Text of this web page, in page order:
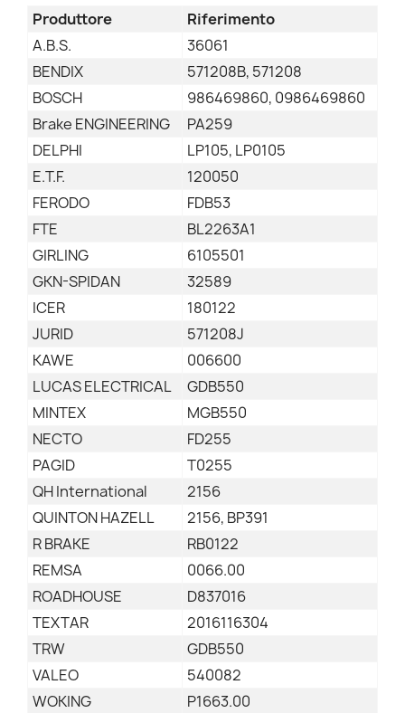
Produttore
Riferimento
A.B.S.
36061
BENDIX
571208B, 571208
BOSCH
986469860, 0986469860
Brake ENGINEERING
PA259
DELPHI
LP105, LP0105
E.T.F.
120050
FERODO
FDB53
FTE
BL2263A1
GIRLING
6105501
GKN-SPIDAN
32589
ICER
180122
JURID
571208J
KAWE
006600
LUCAS ELECTRICAL
GDB550
MINTEX
MGB550
NECTO
FD255
PAGID
T0255
QH International
2156
QUINTON HAZELL
2156, BP391
R BRAKE
RB0122
REMSA
0066.00
ROADHOUSE
D837016
TEXTAR
2016116304
TRW
GDB550
VALEO
540082
WOKING
P1663.00